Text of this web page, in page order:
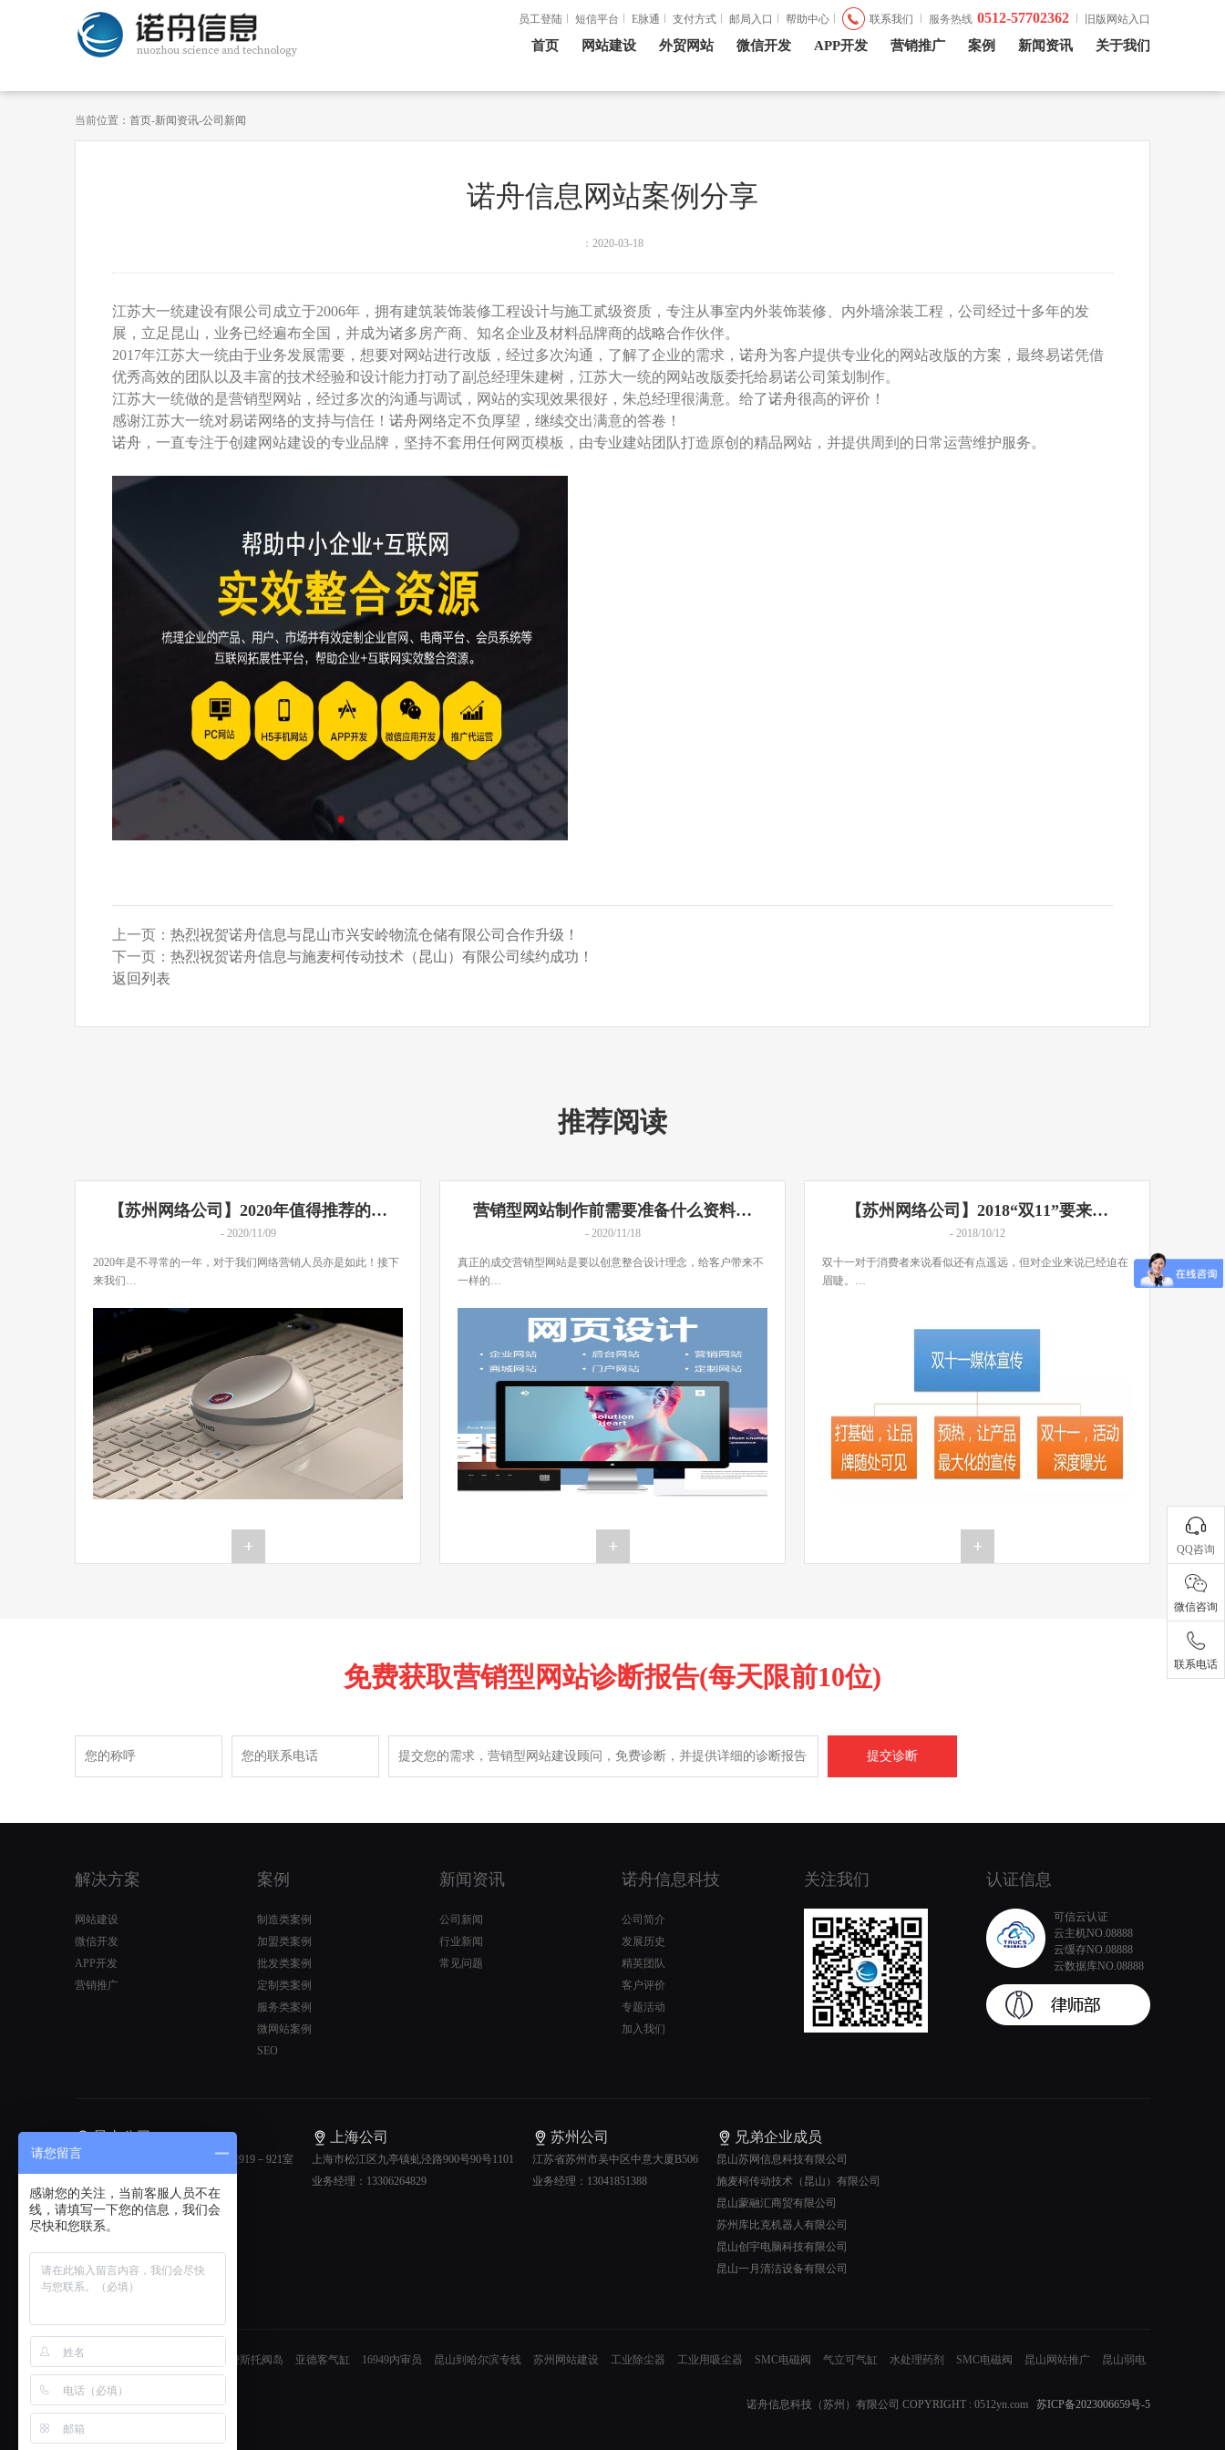
首页 网站建设 外贸网站 微信开发 APP开发 营销推广 案例 新闻资讯 关于我们
员工登陆 短信平台 E脉通 支付方式 邮局入口 帮助中心 联系我们 服务热线 0512-57702362 旧版网站入口
当前位置： 首页-新闻资讯-公司新闻
诺舟信息网站案例分享
：2020-03-18
江苏大一统建设有限公司成立于2006年，拥有建筑装饰装修工程设计与施工贰级资质，专注从事室内外装饰装修、内外墙涂装工程，公司经过十多年的发
展，立足昆山，业务已经遍布全国，并成为诸多房产商、知名企业及材料品牌商的战略合作伙伴。
2017年江苏大一统由于业务发展需要，想要对网站进行改版，经过多次沟通，了解了企业的需求， 诺舟为客户提供专业化的网站改版的方案，最终易诺凭借
优秀高效的团队以及丰富的技术经验和设计能力打动了副总经理朱建树，江苏大一统的网站改版委托给易诺公司策划制作。
江苏大一统做的是营销型网站，经过多次的沟通与调试，网站的实现效果很好，朱总经理很满意。给了诺舟很高的评价！
感谢江苏大一统对易诺网络的支持与信任！ 诺舟网络定不负厚望，继续交出满意的答卷！
诺舟 ，一直专注于创建网站建设的专业品牌，坚持不套用任何网页模板，由专业建站团队打造原创的精品网站，并提供周到的日常运营维护服务。
上一页： 热烈祝贺诺舟信息与昆山市兴安岭物流仓储有限公司合作升级！
下一页： 热烈祝贺诺舟信息与施麦柯传动技术（昆山）有限公司续约成功！
返回列表
推荐阅读
【苏州网络公司】2020年值得推荐的…
- 2020/11/09
2020年是不寻常的一年，对于我们网络营销人员亦是如此！接下
来我们…
营销型网站制作前需要准备什么资料…
- 2020/11/18
真正的成交营销型网站是要以创意整合设计理念，给客户带来不
一样的…
【苏州网络公司】2018“双11”要来…
- 2018/10/12
双十一对于消费者来说看似还有点遥远，但对企业来说已经迫在
眉睫。…
免费获取营销型网站诊断报告(每天限前10位)
提交诊断
解决方案
网站建设
微信开发
APP开发
营销推广
案例
制造类案例
加盟类案例
批发类案例
定制类案例
服务类案例
微网站案例
SEO
新闻资讯
公司新闻
行业新闻
常见问题
诺舟信息科技
公司简介
发展历史
精英团队
客户评价
专题活动
加入我们
关注我们 认证信息
可信云认证
云主机NO.08888
云缓存NO.08888
云数据库NO.08888
昆山公司
昆山市前进东路888号弘基广场1幢919－921室
上海公司
上海市松江区九亭镇虬泾路900号90号1101
业务经理：13306264829
苏州公司
江苏省苏州市吴中区中意大厦B506
业务经理：13041851388
兄弟企业成员
昆山苏网信息科技有限公司
施麦柯传动技术（昆山）有限公司
昆山蒙融汇商贸有限公司
苏州库比克机器人有限公司
昆山创宇电脑科技有限公司
昆山一月清洁设备有限公司
友情链接： 费斯托阀岛 亚德客气缸 16949内审员 昆山到哈尔滨专线 苏州网站建设 工业除尘器 工业用吸尘器 SMC电磁阀 气立可气缸 水处理药剂 SMC电磁阀 昆山网站推广
昆山弱电
工程
工业吸尘器
诺舟信息科技（苏州）有限公司 COPYRIGHT : 0512yn.com
苏ICP备2023006659号-5
QQ咨询
微信咨询
联系电话
请您留言
感谢您的关注，当前客服人员不在
线，请填写一下您的信息，我们会
尽快和您联系。